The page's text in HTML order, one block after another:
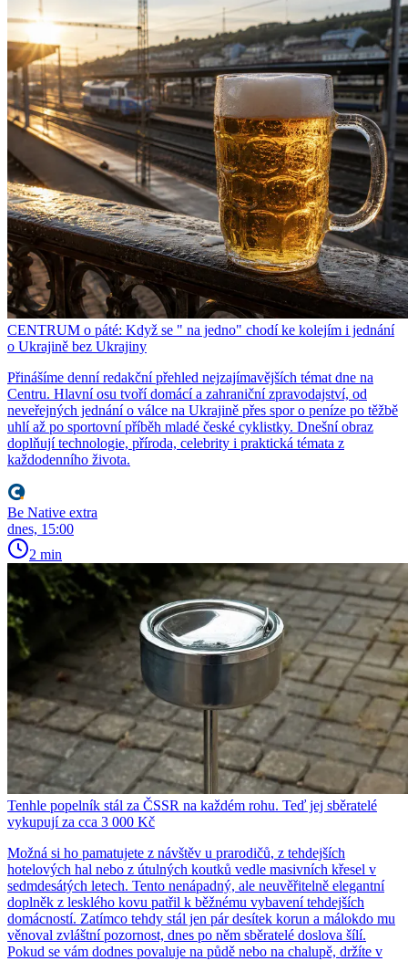
CENTRUM o páté: Když se " na jedno" chodí ke kolejím i jednání
o Ukrajině bez Ukrajiny
Přinášíme denní redakční přehled nejzajímavějších témat dne na
Centru. Hlavní osu tvoří domácí a zahraniční zpravodajství, od
neveřejných jednání o válce na Ukrajině přes spor o peníze po těžbě
uhlí až po sportovní příběh mladé české cyklistky. Dnešní obraz
doplňují technologie, příroda, celebrity i praktická témata z
každodenního života.
Be Native extra
dnes, 15:00
2 min
Tenhle popelník stál za ČSSR na každém rohu. Teď jej sběratelé
vykupují za cca 3 000 Kč
Možná si ho pamatujete z návštěv u prarodičů, z tehdejších
hotelových hal nebo z útulných koutků vedle masivních křesel v
sedmdesátých letech. Tento nenápadný, ale neuvěřitelně elegantní
doplněk z lesklého kovu patřil k běžnému vybavení tehdejších
domácností. Zatímco tehdy stál jen pár desítek korun a málokdo mu
věnoval zvláštní pozornost, dnes po něm sběratelé doslova šílí.
Pokud se vám dodnes povaluje na půdě nebo na chalupě, držíte v